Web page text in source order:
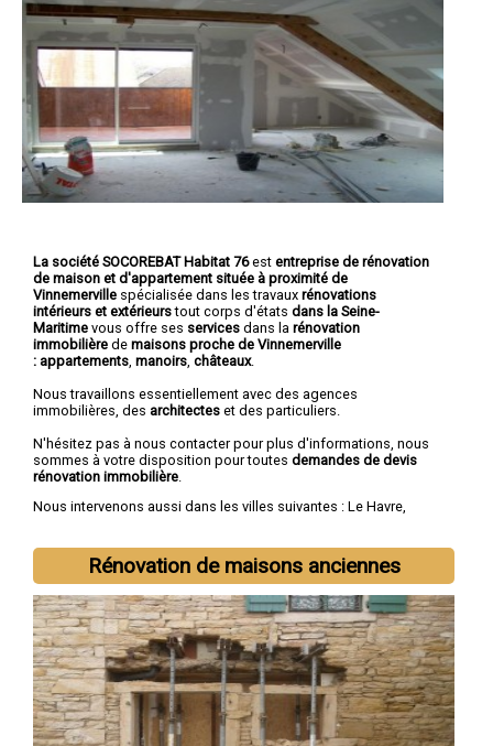
La société SOCOREBAT Habitat 76est entreprise de rénovation
de maison et d'appartement située à proximité de
Vinnemerville spécialisée dans les travaux rénovations
intérieurs et extérieurstout corps d'états dans la Seine-
Maritime vous offre ses services dans la rénovation
immobilière de maisons proche de Vinnemerville
: appartements manoirs châteaux.
Nous travaillons essentiellement avec des agences
immobilières, des architectes et des particuliers.
N'hésitez pas à nous contacter pour plus d'informations, nous
sommes à votre disposition pour toutes demandes de devis
rénovation immobilière
Nous intervenons aussi dans les villes suivantes : Le Havre,
Elbeuf
Rénovation de maisons anciennes